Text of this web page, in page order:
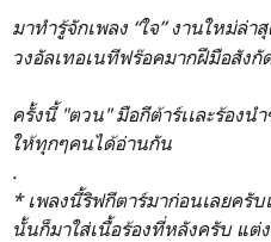
มาทำรู้จักเพลง “ใจ” งานใหม่ล่า
วงอัลเทอเนทีฟร๊อคมากฝีมือสงกั
ครั้งนี้ "ตวน" มือกีต้าร์เเละร้องน
ให้ทุกๆคนได้อ่านกัน
.
* เพลงนี้ริฟกีตาร์มาก่อนเลยครับ
นั้นก็มาใส่เนื้อร้องที่หลังครับ แต่ง